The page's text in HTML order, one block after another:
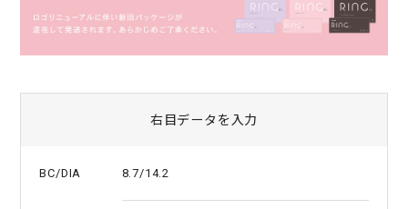
i
n
g
右目データを入力
BC/DIA 8.7/14.2